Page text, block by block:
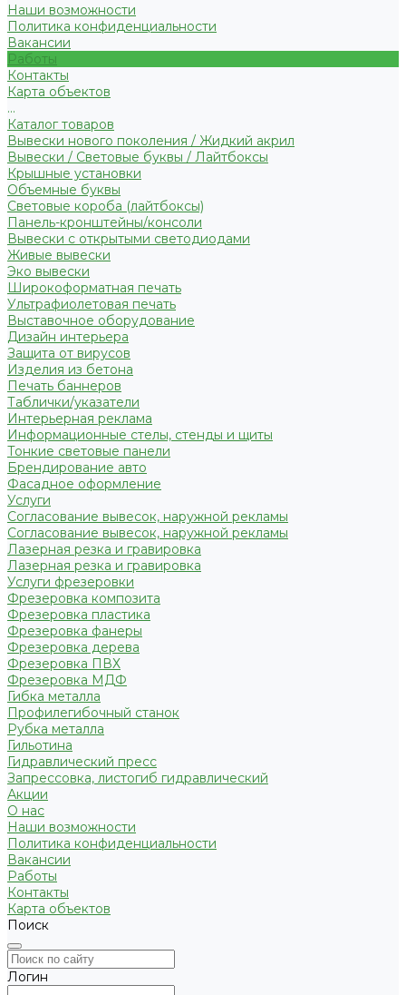
Наши возможности
Политика конфиденциальности
Вакансии
Работы
Контакты
Карта объектов
...
Каталог товаров
Вывески нового поколения / Жидкий акрил
Вывески / Световые буквы / Лайтбоксы
Крышные установки
Объемные буквы
Световые короба (лайтбоксы)
Панель-кронштейны/консоли
Вывески с открытыми светодиодами
Живые вывески
Эко вывески
Широкоформатная печать
Ультрафиолетовая печать
Выставочное оборудование
Дизайн интерьера
Защита от вирусов
Изделия из бетона
Печать баннеров
Таблички/указатели
Интерьерная реклама
Информационные стелы, стенды и щиты
Тонкие световые панели
Брендирование авто
Фасадное оформление
Услуги
Согласование вывесок, наружной рекламы
Согласование вывесок, наружной рекламы
Лазерная резка и гравировка
Лазерная резка и гравировка
Услуги фрезеровки
Фрезеровка композита
Фрезеровка пластика
Фрезеровка фанеры
Фрезеровка дерева
Фрезеровка ПВХ
Фрезеровка МДФ
Гибка металла
Профилегибочный станок
Рубка металла
Гильотина
Гидравлический пресс
Запрессовка, листогиб гидравлический
Акции
О нас
Наши возможности
Политика конфиденциальности
Вакансии
Работы
Контакты
Карта объектов
Поиск
Логин